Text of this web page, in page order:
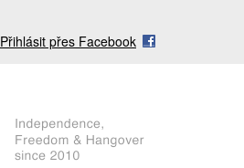
Přihlásit přes Facebook